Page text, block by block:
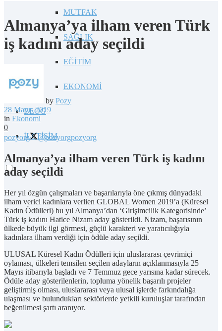
MUTFAK
SAĞLIK
EĞİTİM
EKONOMİ
BLOG
İLETİŞİM
Almanya’ya ilham veren Türk
iş kadını aday seçildi
by Pozy
28 Mayıs 2019
in Ekonomi
0
pozyorg
@pozyorgpozyorg
Almanya’ya ilham veren Türk iş kadını
aday seçildi
Her yıl özgün çalışmaları ve başarılarıyla öne çıkmış dünyadaki
ilham verici kadınlara verlien GLOBAL Women 2019’a (Küresel
Kadın Ödülleri) bu yıl Almanya’dan ‘Girişimcilik Kategorisinde’
Türk iş kadını Hatice Nizam aday gösterildi. Nizam, başarısının
ülkede büyük ilgi görmesi, güçlü karakteri ve yaratıcılığıyla
kadınlara ilham verdiği için ödüle aday seçildi.
ULUSAL Küresel Kadın Ödülleri için uluslararası çevrimiçi
oylaması, ülkeleri temsilen seçilen adayların açıklanmasıyla 25
Mayıs itibarıyla başladı ve 7 Temmuz gece yarısına kadar sürecek.
Ödüle aday gösterilenlerin, topluma yönelik başarılı projeler
geliştirmiş olması, uluslararası veya ulusal işlerde farkındalığa
ulaşması ve bulundukları sektörlerde yetkili kuruluşlar tarafından
beğenilmesi şartı aranıyor.